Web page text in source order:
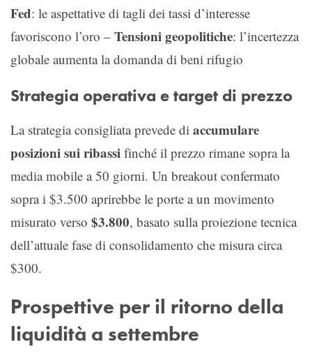
Fed: le aspettative di tagli dei tassi d’interesse
favoriscono l’oro – Tensioni geopolitiche: l’incertezza
globale aumenta la domanda di beni rifugio
Strategia operativa e target di prezzo
La strategia consigliata prevede di accumulare
posizioni sui ribassi finché il prezzo rimane sopra la
media mobile a 50 giorni. Un breakout confermato
sopra i $3.500 aprirebbe le porte a un movimento
misurato verso $3.800, basato sulla proiezione tecnica
dell’attuale fase di consolidamento che misura circa
$300.
Prospettive per il ritorno della
liquidità a settembre